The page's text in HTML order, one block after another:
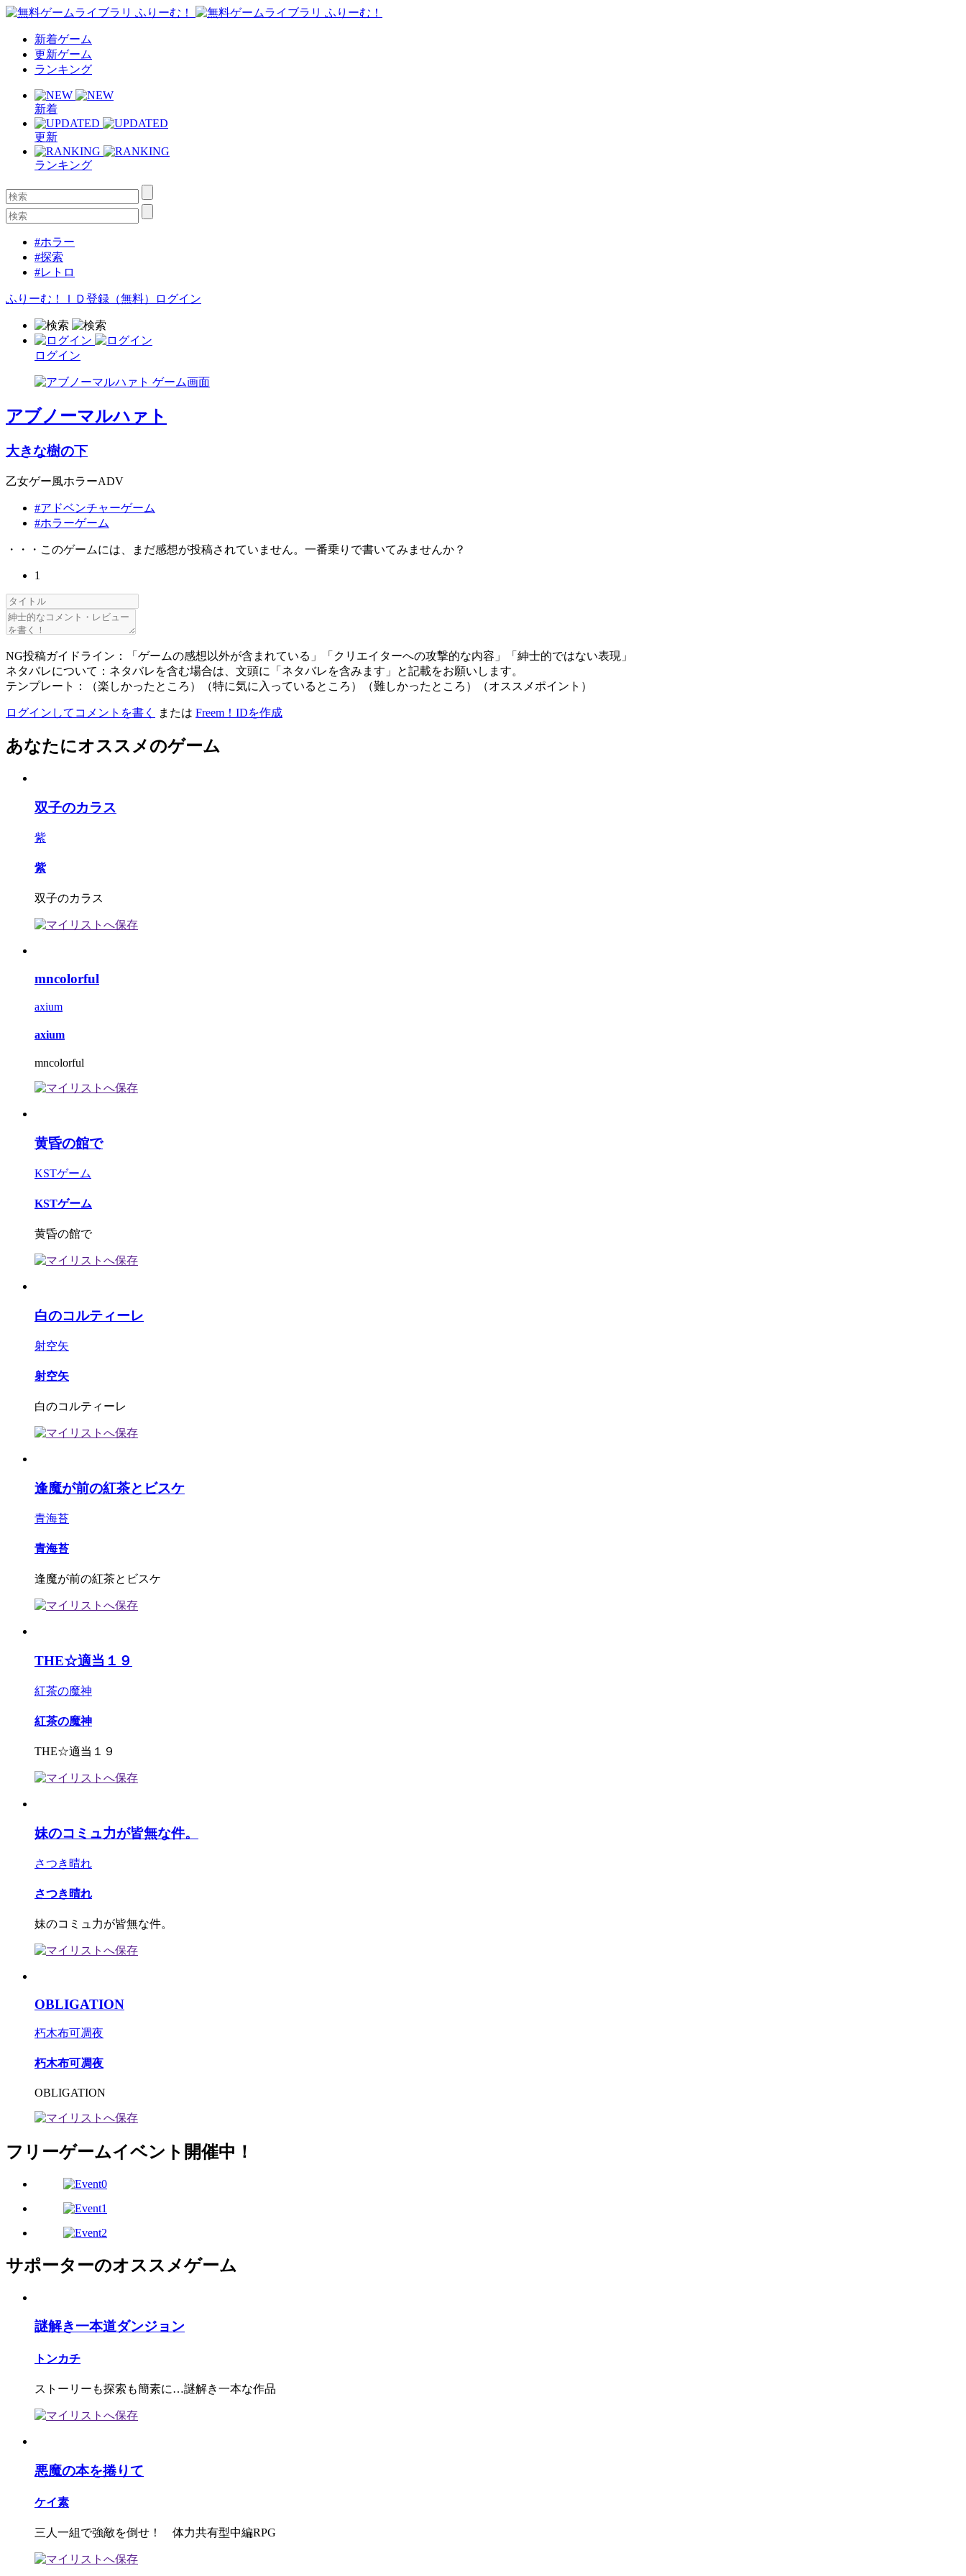
新着ゲーム
更新ゲーム
ランキング
新着
更新
ランキング
#ホラー
#探索
#レトロ
ふりーむ！ＩＤ登録（無料） ログイン
ログイン
アブノーマルハァト
大きな樹の下
乙女ゲー風ホラーADV
#アドベンチャーゲーム
#ホラーゲーム
・・・このゲームには、まだ感想が投稿されていません。一番乗りで書いてみませんか？
1
NG投稿ガイドライン：「ゲームの感想以外が含まれている」「クリエイターへの攻撃的な内容」「紳士的ではない表現」
ネタバレについて：ネタバレを含む場合は、文頭に「ネタバレを含みます」と記載をお願いします。
テンプレート：（楽しかったところ）（特に気に入っているところ）（難しかったところ）（オススメポイント）
ログインしてコメントを書く または Freem！IDを作成
あなたにオススメのゲーム
双子のカラス
紫
紫
双子のカラス
mncolorful
axium
axium
mncolorful
黄昏の館で
KSTゲーム
KSTゲーム
黄昏の館で
白のコルティーレ
射空矢
射空矢
白のコルティーレ
逢魔が前の紅茶とビスケ
青海苔
青海苔
逢魔が前の紅茶とビスケ
THE☆適当１９
紅茶の魔神
紅茶の魔神
THE☆適当１９
妹のコミュ力が皆無な件。
さつき晴れ
さつき晴れ
妹のコミュ力が皆無な件。
OBLIGATION
朽木布可凋夜
朽木布可凋夜
OBLIGATION
フリーゲームイベント開催中！
サポーターのオススメゲーム
謎解き一本道ダンジョン
トンカチ
ストーリーも探索も簡素に…謎解き一本な作品
悪魔の本を捲りて
ケイ素
三人一組で強敵を倒せ！ 体力共有型中編RPG